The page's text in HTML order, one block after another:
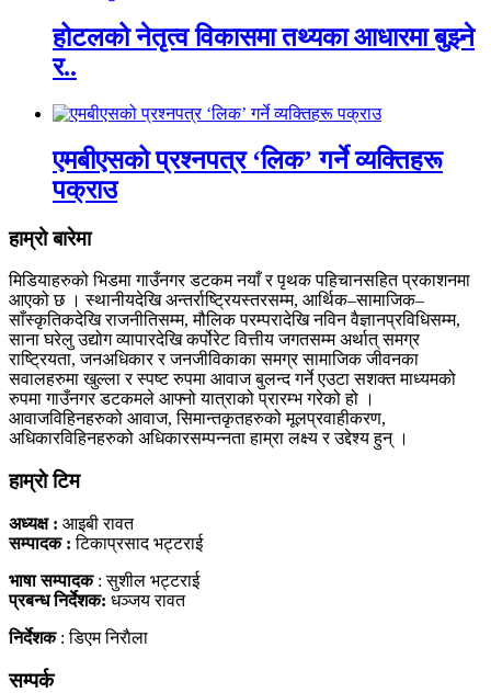
होटलको नेतृत्व विकासमा तथ्यका आधारमा बुझ्ने
र..
एमबीएसको प्रश्नपत्र ‘लिक’ गर्ने व्यक्तिहरू
पक्राउ
हाम्रो बारेमा
मिडियाहरुको भिडमा गाउँनगर डटकम नयाँ र पृथक पहिचानसहित प्रकाशनमा
आएको छ । स्थानीयदेखि अन्तर्राष्ट्रियस्तरसम्म, आर्थिक–सामाजिक–
साँस्कृतिकदेखि राजनीतिसम्म, मौलिक परम्परादेखि नविन वैज्ञानप्रविधिसम्म,
साना घरेलु उद्योग व्यापारदेखि कर्पोरेट वित्तीय जगतसम्म अर्थात् समग्र
राष्ट्रियता, जनअधिकार र जनजीविकाका समग्र सामाजिक जीवनका
सवालहरुमा खुल्ला र स्पष्ट रुपमा आवाज बुलन्द गर्ने एउटा सशक्त माध्यमको
रुपमा गाउँनगर डटकमले आफ्नो यात्राको प्रारम्भ गरेको हो ।
आवाजविहिनहरुको आवाज, सिमान्तकृतहरुको मूलप्रवाहीकरण,
अधिकारविहिनहरुको अधिकारसम्पन्नता हाम्रा लक्ष्य र उद्देश्य हुन् ।
हाम्राे टिम
अध्यक्ष : आइबी रावत
सम्पादक :टिकाप्रसाद भट्टराई
भाषा सम्पादक: सुशील भट्टराई
प्रबन्ध निर्देशक: धञ्जय रावत
निर्देशक: डिएम निराैला
सम्पर्क